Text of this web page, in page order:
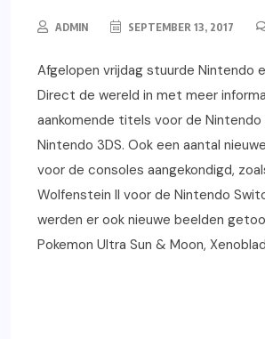
ADMIN SEPTEMBER 13, 2017
Afgelopen vrijdag stuurde Nintendo
Direct de wereld in met meer
aankomende titels voor de Nintendo
Nintendo 3DS. Ook een aantal
voor de consoles aangekondigd,
Wolfenstein II voor de Nintendo
werden er ook nieuwe beelden
Pokemon Ultra Sun & Moon,